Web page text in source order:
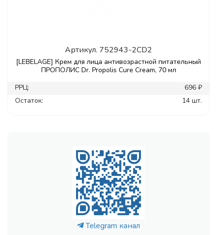
Артикул. 752943-2CD2
[LEBELAGE] Крем для лица антивозрастной питательный
ПРОПОЛИС Dr. Propolis Cure Cream, 70 мл
РРЦ:
696 ₽
Остаток:
14 шт.
Telegram канал